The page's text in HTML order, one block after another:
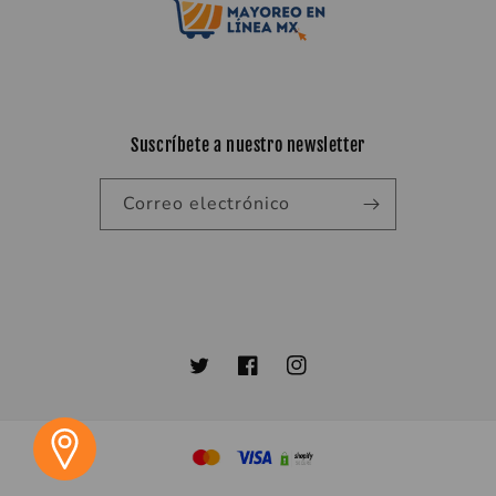
Suscríbete a nuestro newsletter
Correo electrónico
TwitterFacebookInstagram
Formas